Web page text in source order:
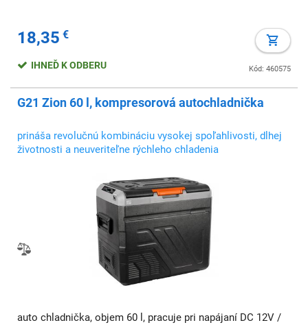
18,35 €
Kód: 460575
IHNEĎ K ODBERU
G21 Zion 60 l, kompresorová autochladnička
prináša revolučnú kombináciu vysokej spoľahlivosti, dlhej
životnosti a neuveriteľne rýchleho chladenia
auto chladnička, objem 60 l, pracuje pri napájaní DC 12V /